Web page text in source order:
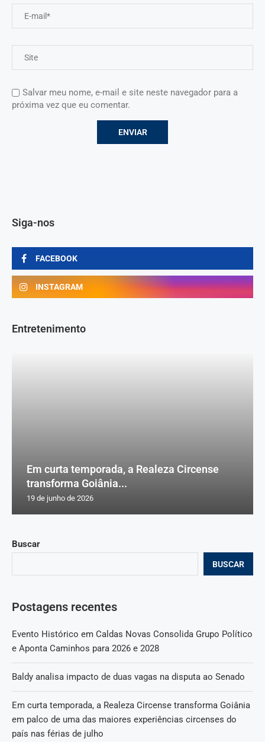
Salvar meu nome, e-mail e site neste navegador para a
próxima vez que eu comentar.
Buscar
BUSCAR
Postagens recentes
Evento Histórico em Caldas Novas Consolida Grupo Político
e Aponta Caminhos para 2026 e 2028
Baldy analisa impacto de duas vagas na disputa ao Senado
Em curta temporada, a Realeza Circense transforma Goiânia
em palco de uma das maiores experiências circenses do
país nas férias de julho
Siga-nos
FACEBOOK
INSTAGRAM
Entretenimento
Em curta temporada, a Realeza Circense
transforma Goiânia...
19 de junho de 2026